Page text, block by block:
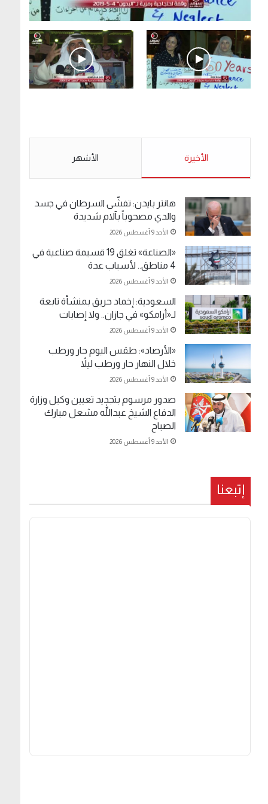
.وقفة احتجاجية رمزية لـ”#البدون” في ساحة الإرادة
الأحد 5 مايو 2019
مخدرات يعني ولا خمر؟!.
الأخيرة الأشهر
هانتر بايدن: تفشّى السرطان في جسد
والدي مصحوباً بآلام شديدة
الأحد 9 أغسطس 2026
«الصناعة» تغلق 19 قسيمة صناعية في
4 مناطق.. لأسباب عدة
الأحد 9 أغسطس 2026
السعودية: إخماد حريق بمنشأة تابعة
لـ«أرامكو» في جازان.. ولا إصابات
الأحد 9 أغسطس 2026
«الأرصاد»: طقس اليوم حار ورطب
خلال النهار حار ورطب ليلاً
الأحد 9 أغسطس 2026
صدور مرسوم بتجديد تعيين وكيل وزارة
الدفاع الشيخ عبداللّٰه مشعل مبارك
الصباح
الأحد 9 أغسطس 2026
إتبعنا